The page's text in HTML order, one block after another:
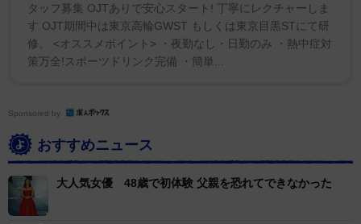
たところによると、ニックはゼン君の他界を受け、一時
活動を休止することを考えているという。
タッフ募集 OJTありで安心スタート! 丁寧にレクチャーしま
す OJT期間中は東京高輪GWST もしくは東京目黒STにて研
修。 <オススメポイント> ・夜勤なし・日勤のみ ・熱中症対
策万全!スポーツドリンク完備 ・簡単...
Sponsored by
おすすめニュース
大人気女優 48歳で初体験 父親を恐れてできなかった